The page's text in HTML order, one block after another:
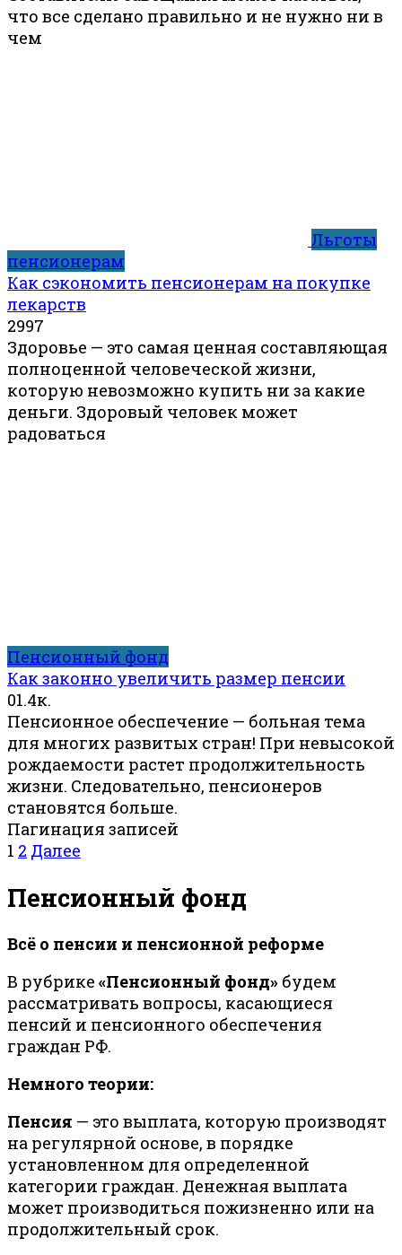
что все сделано правильно и не нужно ни в
чем
Льготы
пенсионерам
Как сэкономить пенсионерам на покупке
лекарств
2997
Здоровье — это самая ценная составляющая
полноценной человеческой жизни,
которую невозможно купить ни за какие
деньги. Здоровый человек может
радоваться
Пенсионный фонд
Как законно увеличить размер пенсии
01.4к.
Пенсионное обеспечение — больная тема
для многих развитых стран! При невысокой
рождаемости растет продолжительность
жизни. Следовательно, пенсионеров
становятся больше.
Пагинация записей
1 2 Далее
Пенсионный фонд
Всё о пенсии и пенсионной реформе
В рубрике «Пенсионный фонд» будем
рассматривать вопросы, касающиеся
пенсий и пенсионного обеспечения
граждан РФ.
Немного теории:
Пенсия — это выплата, которую производят
на регулярной основе, в порядке
установленном для определенной
категории граждан. Денежная выплата
может производиться пожизненно или на
продолжительный срок.